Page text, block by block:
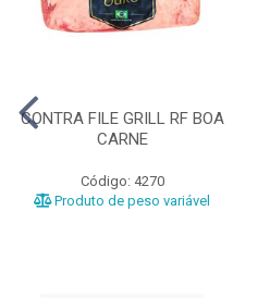
CONTRA FILE GRILL RF BOA
CARNE
Código: 4270
Produto de peso variável